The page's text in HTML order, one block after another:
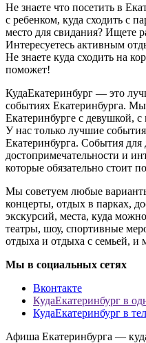
Не знаете что посетить в
с ребенком, куда сходить с
место для свидания? Ищете
Интересуетесь активным
Не знаете куда сходить на
поможет!
КудаЕкатеринбург — это
событиях Екатеринбурга. Мы
Екатеринбурге с девушкой,
У нас только лучшие
Екатеринбурга. События
достопримечательности и
которые обязательно стоит
Мы советуем любые
концерты, отдых в парках,
экскурсий, места, куда
театры, шоу, спортивные
отдыха и отдыха с семьей, и
Мы в социальных сетях
Вконтакте
КудаЕкатеринбург в
КудаЕкатеринбург в
Афиша Екатеринбурга —